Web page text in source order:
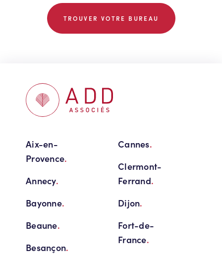
TROUVER VOTRE BUREAU
Aix-en-
Provence.
Annecy.
Bayonne.
Beaune.
Besançon.
Cannes.
Clermont-
Ferrand.
Dijon.
Fort-de-
France.